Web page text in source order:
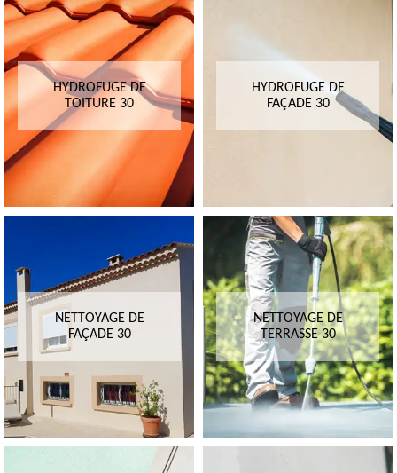
HYDROFUGE DE
TOITURE 30
HYDROFUGE DE
FAÇADE 30
NETTOYAGE DE
FAÇADE 30
NETTOYAGE DE
TERRASSE 30